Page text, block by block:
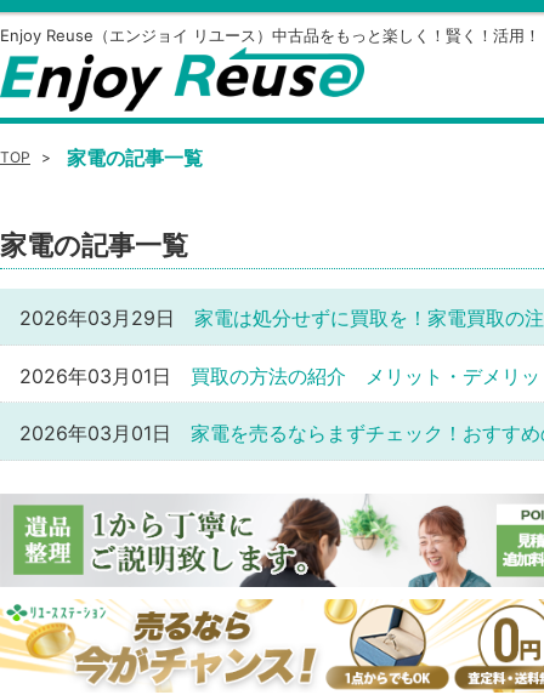
Enjoy Reuse（エンジョイ リユース）中古品をもっと楽しく！賢く！活用！
TOP > 家電の記事一覧
家電の記事一覧
2026年03月29日 家電は処分せずに買取を！家電買取の
2026年03月01日 買取の方法の紹介 メリット・デメリッ
2026年03月01日 家電を売るならまずチェック！おすす